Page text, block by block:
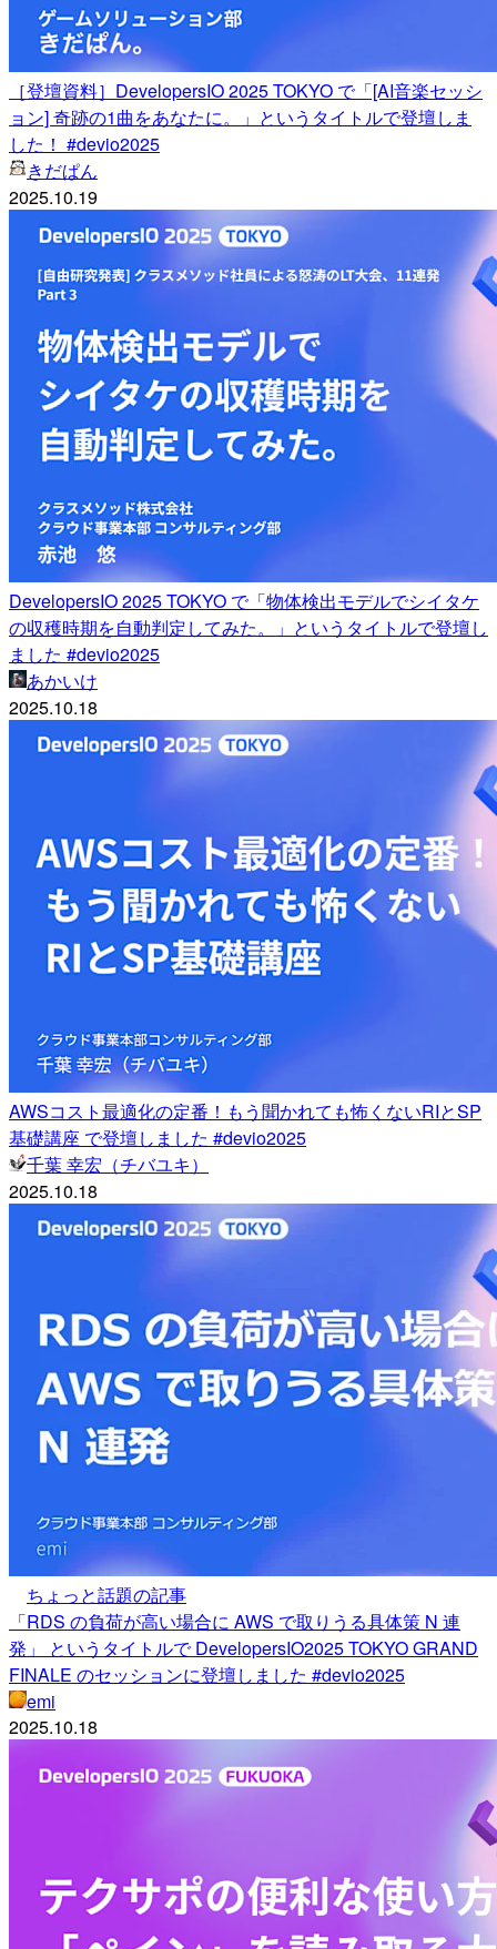
［登壇資料］DevelopersIO 2025 TOKYO で「[AI音楽セッシ
ョン] 奇跡の1曲をあなたに。」というタイトルで登壇しま
した！ #devio2025
きだぱん
2025.10.19
DevelopersIO 2025 TOKYO で「物体検出モデルでシイタケ
の収穫時期を自動判定してみた。」というタイトルで登壇し
ました #devio2025
あかいけ
2025.10.18
AWSコスト最適化の定番！もう聞かれても怖くないRIとSP
基礎講座 で登壇しました #devio2025
千葉 幸宏（チバユキ）
2025.10.18
ちょっと話題の記事
「RDS の負荷が高い場合に AWS で取りうる具体策 N 連
発」 というタイトルで DevelopersIO2025 TOKYO GRAND
FINALE のセッションに登壇しました #devio2025
emi
2025.10.18